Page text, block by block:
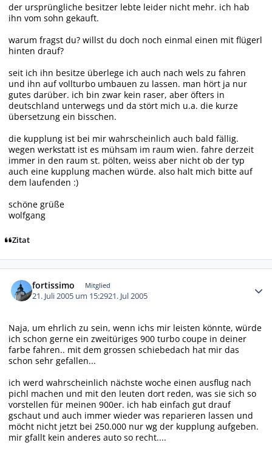
der ursprüngliche besitzer lebte leider nicht mehr. ich hab
ihn vom sohn gekauft.
warum fragst du? willst du doch noch einmal einen mit flügerl
hinten drauf?
seit ich ihn besitze überlege ich auch nach wels zu fahren
und ihn auf vollturbo umbauen zu lassen. man hört ja nur
gutes darüber. ich bin zwar kein raser, aber öfters in
deutschland unterwegs und da stört mich u.a. die kurze
übersetzung ein bisschen.
die kupplung ist bei mir wahrscheinlich auch bald fällig.
wegen werkstatt ist es mühsam im raum wien. fahre derzeit
immer in den raum st. pölten, weiss aber nicht ob der typ
auch eine kupplung machen würde. also halt mich bitte auf
dem laufenden :)
schöne grüße
wolfgang
Zitat
fortissimo Mitglied
21. Juli 2005 um 15:2921. Jul 2005
Naja, um ehrlich zu sein, wenn ichs mir leisten könnte, würde
ich schon gerne ein zweitüriges 900 turbo coupe in deiner
farbe fahren.. mit dem grossen schiebedach hat mir das
schon sehr gefallen...
ich werd wahrscheinlich nächste woche einen ausflug nach
pichl machen und mit den leuten dort reden, was sie sich so
vorstellen für meinen 900er. ich hab einfach gut drauf
gschaut und auch immer wieder was reparieren lassen und
möcht nicht jetzt bei 250.000 nur wg der kupplung aufgeben.
mir gfallt kein anderes auto so recht....